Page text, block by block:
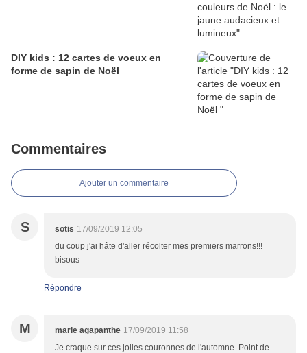
DIY kids : 12 cartes de voeux en
forme de sapin de Noël
Commentaires
Ajouter un commentaire
S sotis 17/09/2019 12:05
du coup j'ai hâte d'aller récolter mes premiers marrons!!!
bisous
Répondre
M marie agapanthe 17/09/2019 11:58
Je craque sur ces jolies couronnes de l'automne. Point de